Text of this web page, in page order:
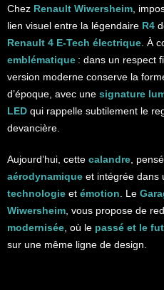
Chez Renault Wiwersheim ,
lien visuel entre la légendaire R4
Renault 4 E-Tech électrique . À
emblématique : dans un respect
version moderne conserve la
d’époque, avec une signature
LED qui rappelle subtilement le
devancière.
Aujourd’hui, cette calandre ,
aérodynamique et intégrée dans
technologie et émotion . Le
Wiwersheim , vous propose de
modernisée , où le passé et le
sur une même ligne de design.